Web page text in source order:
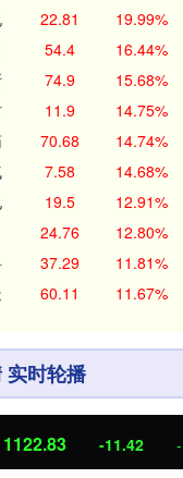
22.81 19.99%
54.4 16.44%
74.9 15.68%
11.9 14.75%
70.68 14.74%
7.58 14.68%
19.5 12.91%
24.76 12.80%
37.29 11.81%
60.11 11.67%
实时轮播
1122.86 -11.39